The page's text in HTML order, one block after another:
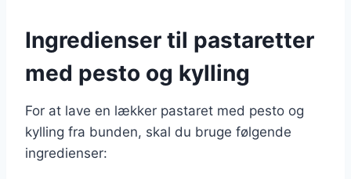
Ingredienser til pastaretter
med pesto og kylling
For at lave en lækker pastaret med pesto og
kylling fra bunden, skal du bruge følgende
ingredienser: